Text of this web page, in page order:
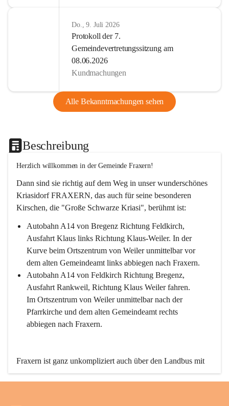
Do., 9. Juli 2026
Protokoll der 7.
Gemeindevertretungssitzung am
08.06.2026
Kundmachungen
Alle Bekanntmachungen sehen
Beschreibung
Herzlich willkommen in der Gemeinde Fraxern!
Dann sind sie richtig auf dem Weg in unser wunderschönes
Kriasidorf FRAXERN, das auch für seine besonderen
Kirschen, die "Große Schwarze Kriasi", berühmt ist:
Autobahn A14 von Bregenz Richtung Feldkirch,
Ausfahrt Klaus links Richtung Klaus-Weiler. In der
Kurve beim Ortszentrum von Weiler unmittelbar vor
dem alten Gemeindeamt links abbiegen nach Fraxern.
Autobahn A14 von Feldkirch Richtung Bregenz,
Ausfahrt Rankweil, Richtung Klaus Weiler fahren.
Im Ortszentrum von Weiler unmittelbar nach der
Pfarrkirche und dem alten Gemeindeamt rechts
abbiegen nach Fraxern.
Fraxern ist ganz unkompliziert auch über den Landbus mit
den öffentlichen Verkehrsmitteln zu erreichen. Die Linie